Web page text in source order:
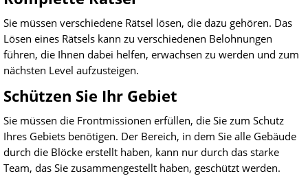
Sie müssen verschiedene Rätsel lösen, die dazu gehören. Das
Lösen eines Rätsels kann zu verschiedenen Belohnungen
führen, die Ihnen dabei helfen, erwachsen zu werden und zum
nächsten Level aufzusteigen.
Schützen Sie Ihr Gebiet
Sie müssen die Frontmissionen erfüllen, die Sie zum Schutz
Ihres Gebiets benötigen. Der Bereich, in dem Sie alle Gebäude
durch die Blöcke erstellt haben, kann nur durch das starke
Team, das Sie zusammengestellt haben, geschützt werden.